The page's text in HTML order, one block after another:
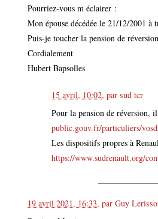
Pourriez-vous m éclairer :
Mon épouse décédée le 21/12/2001 à
Puis-je toucher la pension de
Cordialement
Hubert Bapsolles
15 avril, 10:02, par sud tcr
Pour la pension de réversion, il
public.gouv.fr/particuliers/
Les dispositifs propres à
https://www.sudrenault.org/
19 avril 2021, 16:33, par Guy